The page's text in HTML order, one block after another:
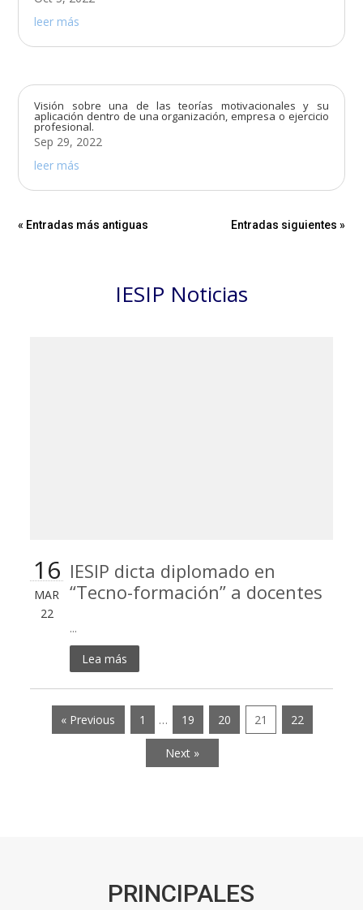
leer más
Visión sobre una de las teorías motivacionales y su
aplicación dentro de una organización, empresa o ejercicio
profesional.
Sep 29, 2022
leer más
« Entradas más antiguas Entradas siguientes »
IESIP Noticias
16
MAR
22
IESIP dicta diplomado en
“Tecno-formación” a docentes
...
Lea más
« Previous 1 … 19 20 21 22
Next »
PRINCIPALES